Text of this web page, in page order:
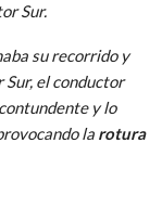
Sur.
su recorrido y
Sur, el conductor
y lo
la rotura